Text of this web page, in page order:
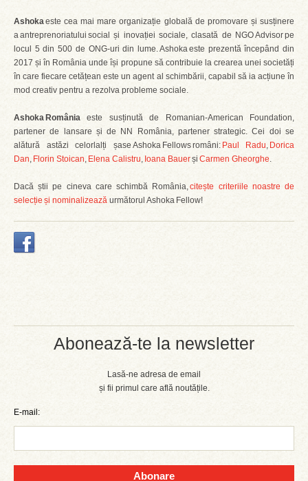
Abonează-te la newsletter
Lasă-ne adresa de email
și fii primul care află noutățile.
E-mail:
Abonare
Ashokaeste cea mai mare organizație globală de promovare și susținere
a antreprenoriatului social și inovației sociale, clasată de NGO Advisor pe
locul 5 din 500 de ONG-uri din lume. Ashoka este prezentă începând din
2017 și în România unde își propune să contribuie la crearea unei societăți
în care fiecare cetățean este un agent al schimbării, capabil să ia acțiune în
mod creativ pentru a rezolva probleme sociale.
Ashoka România este susținută de Romanian-American Foundation,
partener de lansare și de NN România, partener strategic. Cei doi se
alătură astăzi celorlalți șase Ashoka Fellows români: Paul Radu, Dorica
Dan, Florin Stoican, Elena Calistru, Ioana Bauerși Carmen Gheorghe.
Dacă știi pe cineva care schimbă România,citește criteriile noastre de
selecție și nominalizează următorul Ashoka Fellow!